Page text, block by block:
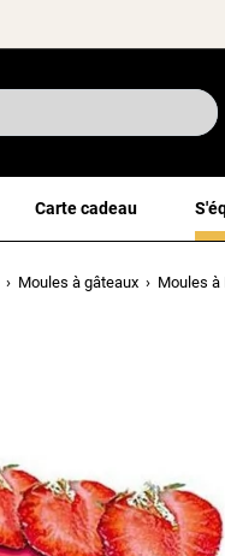
Carte cadeau
Moules à gâteaux Moules à